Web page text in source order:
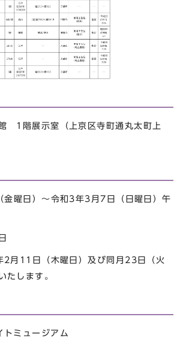
1階展示室（上京区寺町通丸太町上
曜日）～令和3年3月7日（日曜日）午
月11日（木曜日）及び同月23日（火
たします。
トミュージアム